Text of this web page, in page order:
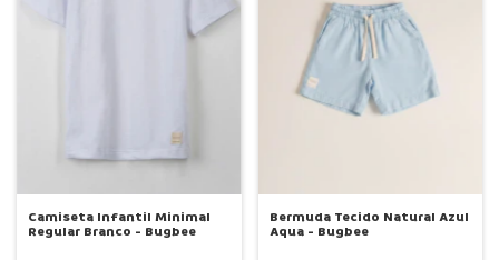
Camiseta Infantil Minimal
Regular Branco - Bugbee
Bermuda Tecido Natural Azul
Aqua - Bugbee